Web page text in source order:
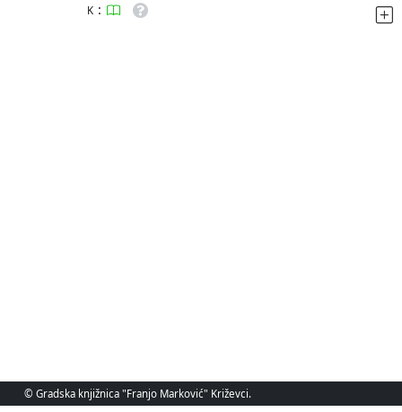
K :
© Gradska knjižnica "Franjo Marković" Križevci.